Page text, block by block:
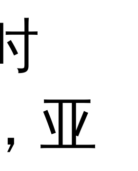
亚